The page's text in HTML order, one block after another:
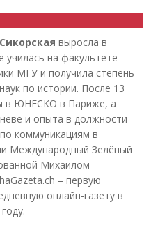
выросла в
училась на факультете
МГУ и получила степень
по истории. После 13
в ЮНЕСКО в Париже, а
и опыта в должности
коммуникациям в
Международный Зелёный
Михаилом
– первую
онлайн-газету в